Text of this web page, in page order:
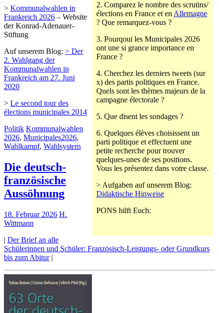
2. Comparez le nombre des scrutins/
élections en France et en Allemagne
? Que remarquez-vous ?
3. Pourqoui les Municipales 2026
ont une si grance importance en
France ?
4. Cherchez les derniers tweets (sur
x) des partis politiques en France.
Quels sont les thèmes majeurs de la
campagne électorale ?
5. Que disent les sondages ?
6. Quelques élèves choisissent un
parti politique et effectuent une
petite recherche pour trouver
quelques-unes de ses positions.
Vous les présentez dans votre classe.
> Aufgaben auf unserem Blog:
Didaktische Hinweise
PONS hilft Euch:
> Kommunalwahlen in
Frankreich 2026 – Website
der Konrad-Adenauer-
Stiftung
Auf unserem Blog: > Der
2. Wahlgang der
Kommunalwahlen in
Frankreich am 27. Juni
2020
> Le second tour des
élections municipales 2014
Politik Kommunalwahlen
2026, Municipales2026,
Wahlkampf, Wahlsystem
Die deutsch-
französische
Aussöhnung
18. Februar 2026 H.
Wittmann
| Der Brief an alle
Schülerinnen und Schüler: Französisch-Leistungs- oder Grundkurs
bis zum Abitur|